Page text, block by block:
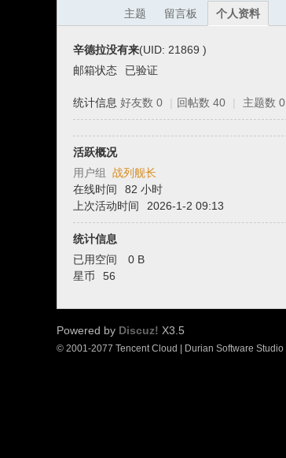
主题 留言板 个人资料
辛德拉没有来(UID: 21869 )
邮箱状态
已验证
统计信息 好友数 0 | 回帖数 40 | 主题数 0
活跃概况
用户组 战列舰长
在线时间
82 小时
上次活动时间
2026-1-2 09:13
统计信息
已用空间
0 B
星币
56
Powered by Discuz! X3.5
© 2001-2077 Tencent Cloud | Durian Software Studio